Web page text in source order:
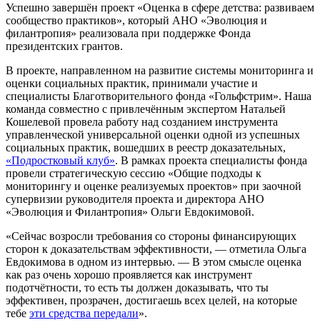
Успешно завершён проект «Оценка в сфере детства: развиваем
сообщество практиков», который АНО «Эволюция и
филантропия» реализовала при поддержке Фонда
президентских грантов.
В проекте, направленном на развитие системы мониторинга и
оценки социальных практик, принимали участие и
специалисты Благотворительного фонда «Гольфстрим». Наша
команда совместно с привлечённым экспертом Натальей
Кошелевой провела работу над созданием инструмента
управленческой универсальной оценки одной из успешных
социальных практик, вошедших в реестр доказательных,
«Подростковый клуб». В рамках проекта специалисты фонда
провели стратегическую сессию «Общие подходы к
мониторингу и оценке реализуемых проектов» при заочной
супервизии руководителя проекта и директора АНО
«Эволюция и Филантропия» Ольги Евдокимовой.
«Сейчас возросли требования со стороны финансирующих
сторон к доказательствам эффективности, — отметила Ольга
Евдокимова в одном из интервью. — В этом смысле оценка
как раз очень хорошо проявляется как инструмент
подотчётности, то есть ты должен доказывать, что ты
эффективен, прозрачен, достигаешь всех целей, на которые
тебе эти средства передали».